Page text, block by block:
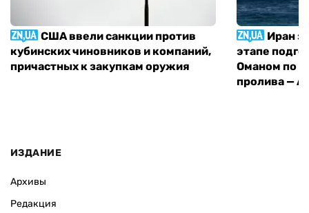
США ввели санкции против
кубинских чиновников и компаний,
причастных к закупкам оружия
Иран
этапе
Оманом по
пролива —
ИЗДАНИЕ
Архивы
Редакция